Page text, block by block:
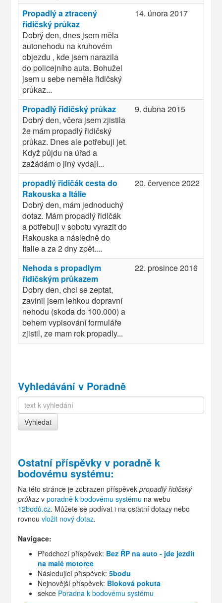
Propadlý a ztracený
řidičský průkaz
Dobrý den, dnes jsem měla
autonehodu na kruhovém
objezdu , kde jsem narazila
do policejního auta. Bohužel
jsem u sebe neměla řidičský
průkaz...
14. února 2017
Propadlý řidičský průkaz
Dobrý den, včera jsem zjistila
že mám propadlý řidičský
průkaz. Dnes ale potřebuji jet.
Když půjdu na úřad a
zažádám o jiný vydají...
9. dubna 2015
propadlý řidičák cesta do
Rakouska a Itálie
Dobrý den, mám jednoduchý
dotaz. Mám propadlý řidičák
a potřebuji v sobotu vyrazit do
Rakouska a následně do
Italie a za 2 dny zpět....
20. července 2022
Nehoda s propadlym
řidičským průkazem
Dobry den, chci se zeptat,
zavinil jsem lehkou dopravní
nehodu (skoda do 100.000) a
behem vypisování formuláře
zjistil, ze mam rok propadly...
22. prosince 2016
Vyhledávání v Poradně
Ostatní příspěvky v poradně k
bodovému systému:
Na této stránce je zobrazen příspěvek propadlý řidičský
průkaz v poradně k bodovému systému na webu
12bodů.cz. Můžete se podívat i na ostatní dotazy nebo
rovnou vložit nový dotaz.
Navigace:
Předchozí příspěvek: Bez ŘP na auto - jde jezdit
na malé motorce
Následující příspěvek: 5bodu
Nejnovější příspěvek: Bloková pokuta
sekce Poradna k bodovému systému